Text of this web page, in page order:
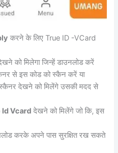
करने के लिए True ID -VCard
को मिलेगा जिन्हें डाउनलोड करें
से इस कोड को स्कैन करें या
स्कैनर देखने को मिलेंगे उसकी मदद से
Id Vcard देखने को मिलेंगे जो कि, इस
करके अपने पास सुरक्षित रख सकते